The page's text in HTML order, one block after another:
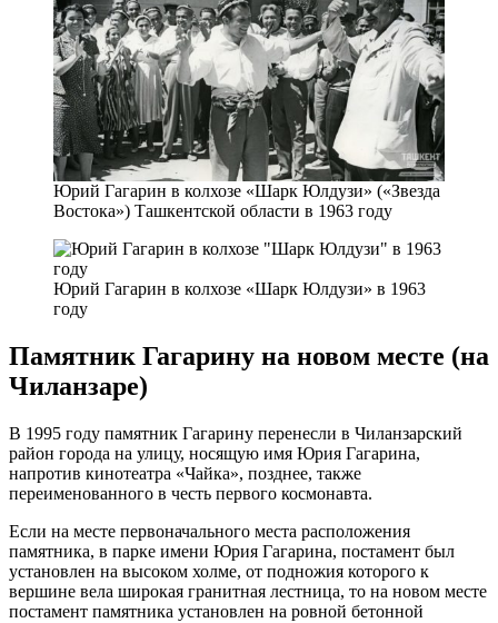
Юрий Гагарин в колхозе «Шарк Юлдузи» («Звезда
Востока») Ташкентской области в 1963 году
Юрий Гагарин в колхозе «Шарк Юлдузи» в 1963
году
Памятник Гагарину на новом месте (на
Чиланзаре)
В 1995 году памятник Гагарину перенесли в Чиланзарский
район города на улицу, носящую имя Юрия Гагарина,
напротив кинотеатра «Чайка», позднее, также
переименованного в честь первого космонавта.
Если на месте первоначального места расположения
памятника, в парке имени Юрия Гагарина, постамент был
установлен на высоком холме, от подножия которого к
вершине вела широкая гранитная лестница, то на новом месте
постамент памятника установлен на ровной бетонной